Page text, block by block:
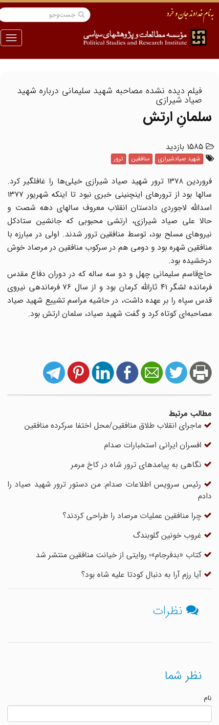
منو
فیلم دیده نشده مصاحبه شهید سلیمانی درباره شهید
صیاد شیرازی
سلمانِ ارتش
1585 بازدید
شهید صیادشیرازی منافقین ترور
فروردین ۱۳۷۸ ترور شهید صیاد شیرازی خیلی‌ها را غافلگیر کرد.
سالها بود از ترورهای اینچنینی خبری نبود تا اینکه شهریور ۱۳۷۷
اسدالله لاجوردی دادستان انقلاب معروف سالهای دهه شصت و
حالا علی صیاد شیرازی، ارتشی محبوبی که جانشین ستادکل
نیروهای مسلح بود، توسط منافقین ترور شدند. اولی در مبارزه با
منافقین شهره بود و دومی هم در سرکوب منافقین در مرصاد خوش
درخشیده بود.
حاج‌قاسم سلیمانی چهل و دو سه ساله که در دوران دفاع مقدس
فرمانده لشگر ۴۱ ثارالله کرمان بود و از سال ۷۶ فرماندهی نیروی
قدس سپاه را بر عهده داشت، در حاشیه مراسم تشییع شهید صیاد
مصاحبه‌ای کوتاه کرد و گفت شهید صیاد، سلمان ارتش بود.
مطالب مرتبط
ماجرای انقلاب طلاق منافقین/محل اختفا سرکرده منافقین
افسران ایرانی استخبارات صدام
نگاهی به پیامدهای ترور شاه در کاخ مرمر
رئیس سرویس اطلاعات صدام: من دستور ترور شهید صیاد را
دادم
چرا منافقین عملیات مرصاد را طراحی کردند؟
غروب خونین گلوبندگ
کتاب «بدفرجام»؛ روایتی از خیانت منافقین منتشر شد
آیا رزم آرا به دنبال کودتا علیه شاه بود؟
نظرات
نظر شما